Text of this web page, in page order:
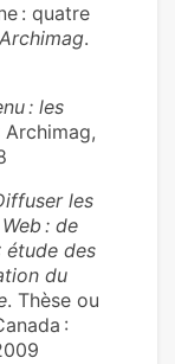
: quatre
Archimag.
: les
Archimag,
les
: de
étude des
du
. Thèse ou
: